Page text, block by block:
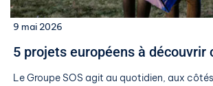
9 mai 2026
5 projets européens à découvrir
Le Groupe SOS agit au quotidien, aux